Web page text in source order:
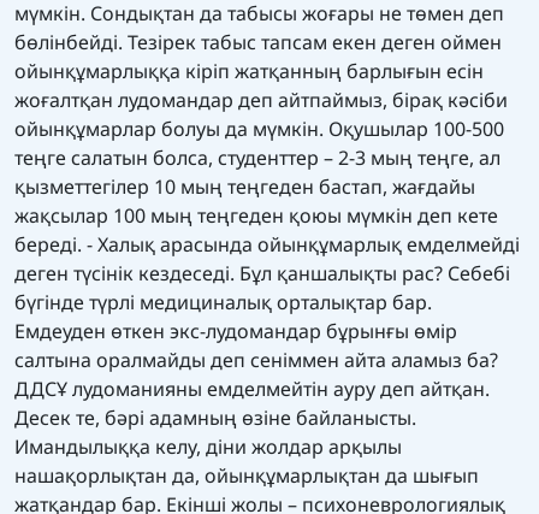
мүмкін. Сондықтан да табысы жоғары не төмен деп
бөлінбейді. Тезірек табыс тапсам екен деген оймен
ойынқұмарлыққа кіріп жатқанның барлығын есін
жоғалтқан лудомандар деп айтпаймыз, бірақ кәсіби
ойынқұмарлар болуы да мүмкін. Оқушылар 100-500
теңге салатын болса, студенттер – 2-3 мың теңге, ал
қызметтегілер 10 мың теңгеден бастап, жағдайы
жақсылар 100 мың теңгеден қоюы мүмкін деп кете
береді. - Халық арасында ойынқұмарлық емделмейді
деген түсінік кездеседі. Бұл қаншалықты рас? Себебі
бүгінде түрлі медициналық орталықтар бар.
Емдеуден өткен экс-лудомандар бұрынғы өмір
салтына оралмайды деп сеніммен айта аламыз ба?
ДДСҰ лудоманияны емделмейтін ауру деп айтқан.
Десек те, бәрі адамның өзіне байланысты.
Имандылыққа келу, діни жолдар арқылы
нашақорлықтан да, ойынқұмарлықтан да шығып
жатқандар бар. Екінші жолы – психоневрологиялық